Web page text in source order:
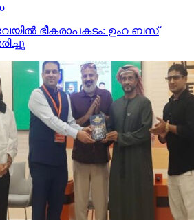
ഭീകരാപകടം: ഉംറ ബസ്